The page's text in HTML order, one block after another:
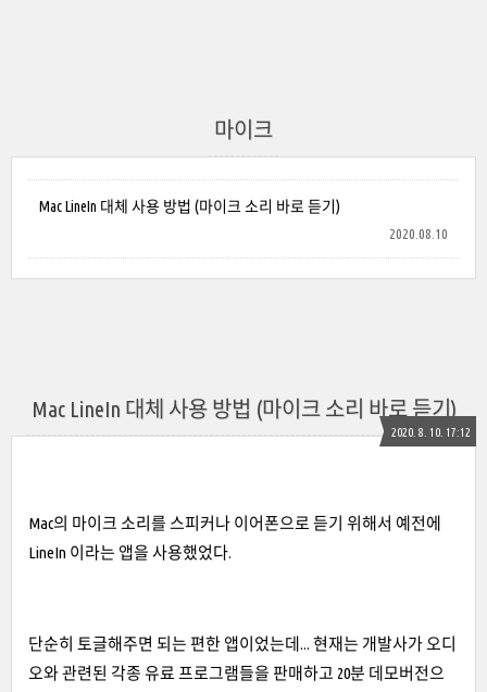
마이크
Mac LineIn 대체 사용 방법 (마이크 소리 바로 듣기)
2020.08.10
Mac LineIn 대체 사용 방법 (마이크 소리 바로 듣기)
2020. 8. 10. 17:12
Mac의 마이크 소리를 스피커나 이어폰으로 듣기 위해서 예전에
LineIn 이라는 앱을 사용했었다.
단순히 토글해주면 되는 편한 앱이었는데... 현재는 개발사가 오디
오와 관련된 각종 유료 프로그램들을 판매하고 20분 데모버전으